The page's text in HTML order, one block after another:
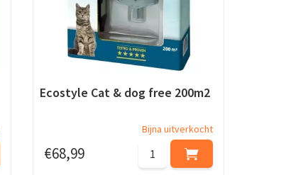
Ecostyle Cat & dog free 200m2
€68,99
Bijna uitverkocht